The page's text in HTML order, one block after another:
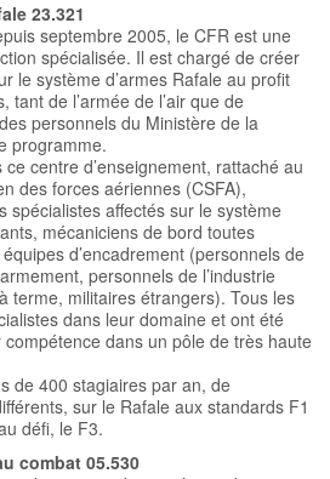
23.321
septembre 2005, le CFR est une
spécialisée. Il est chargé de créer
le système d’armes Rafale au profit
tant de l’armée de l’air que de
personnels du Ministère de la
programme.
ce centre d’enseignement, rattaché au
des forces aériennes (CSFA),
spécialistes affectés sur le système
mécaniciens de bord toutes
d’encadrement (personnels de
personnels de l’industrie
terme, militaires étrangers). Tous les
dans leur domaine et ont été
dans un pôle de très haute
de 400 stagiaires par an, de
sur le Rafale aux standards F1
défi, le F3.
combat 05.530